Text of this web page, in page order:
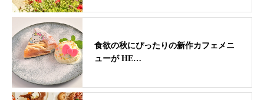
食欲の秋にぴったりの新作カフェメニ
ューが HE…